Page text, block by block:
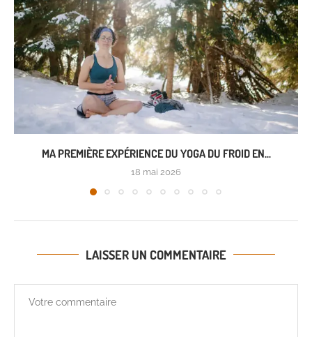
MA PREMIÈRE EXPÉRIENCE DU YOGA DU FROID EN...
18 mai 2026
LAISSER UN COMMENTAIRE